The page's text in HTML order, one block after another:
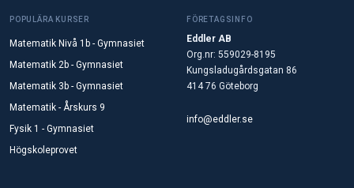
POPULÄRA KURSER
Matematik Nivå 1b - Gymnasiet
Matematik 2b - Gymnasiet
Matematik 3b - Gymnasiet
Matematik - Årskurs 9
Fysik 1 - Gymnasiet
Högskoleprovet
FÖRETAGSINFO
Eddler AB
Org.nr: 559029-8195
Kungsladugårdsgatan 86
414 76 Göteborg
info@eddler.se